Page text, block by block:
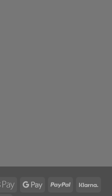
Apple
Google PayPal